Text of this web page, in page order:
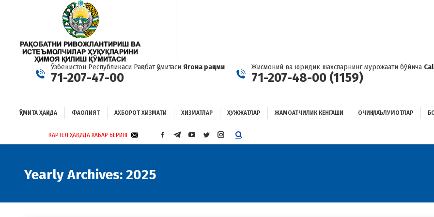
Ўзбекистон Республикаси Рақобат қўмитаси Ягона рақами
71-207-47-00
Жисмоний ва юридик шахсларнинг мурожаати бўйича
71-207-48-00 (1159)
ҚЎМИТА ҲАҚИДА ФАОЛИЯТ АХБОРОТ ХИЗМАТИ ХИЗМАТЛАР ҲУЖЖАТЛАР ЖАМОАТЧИЛИК КЕНГАШИ ОЧИҚ МАЪЛУМОТЛАР
КАРТЕЛ ҲАҚИДА ХАБАР БЕРИНГ
FACEBOOKTELEGRAM
YOUTUBE
TWITTERINSTAGRAM
Yearly Archives: 2025
ФАОЛИЯТ